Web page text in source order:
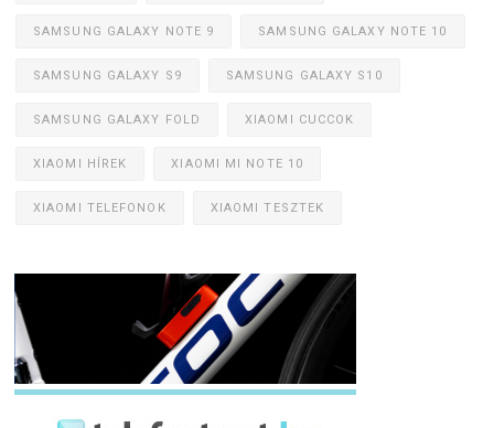
SAMSUNG GALAXY NOTE 9 SAMSUNG GALAXY NOTE 10
SAMSUNG GALAXY S9 SAMSUNG GALAXY S10
SAMSUNG GALAXY FOLD XIAOMI CUCCOK
XIAOMI HÍREK XIAOMI MI NOTE 10
XIAOMI TELEFONOK XIAOMI TESZTEK